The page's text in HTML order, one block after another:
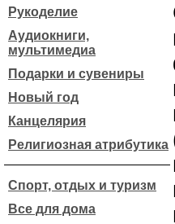
Рукоделие
Аудиокниги,
мультимедиа
Подарки и сувениры
Новый год
Канцелярия
Религиозная атрибутика
Спорт, отдых и туризм
Все для дома